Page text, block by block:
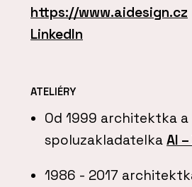
https://www.aidesign.cz
LinkedIn
ATELIÉRY
Od 1999 architektka a
spoluzakladatelkaAI –
1986 - 2017